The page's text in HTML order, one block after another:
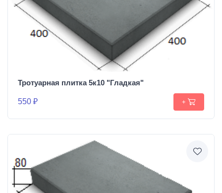
Тротуарная плитка 5к10 "Гладкая"
550 ₽ +